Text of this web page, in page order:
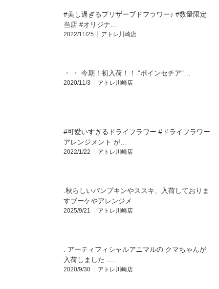
#美し過ぎるプリザーブドフラワー♪ #数量限定
当店 #オリジナ…
2022/11/25 アトレ川崎店
・ ・ 今期！初入荷！！ “ポインセチア”…
2020/11/3 アトレ川崎店
#可愛いすぎるドライフラワー #ドライフラワー
アレンジメント が…
2022/1/22 アトレ川崎店
.秋らしいパンプキンやススキ、入荷しておりま
すブーケやアレンジメ…
2025/9/21 アトレ川崎店
. アーティフィシャルアニマルの クマちゃんが
入荷しました️ .…
2020/9/30 アトレ川崎店